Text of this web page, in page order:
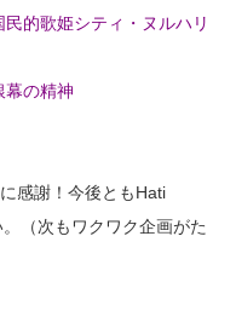
的歌姫シティ・ヌルハリ
幕の精神
感謝！今後ともHati
（次もワクワク企画がた